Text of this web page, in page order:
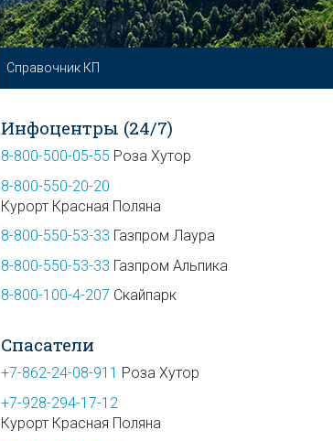
Справочник КП
Инфоцентры (24/7)
8-800-500-05-55 Роза Хутор
8-800-550-20-20
Курорт Красная Поляна
8-800-550-53-33 Газпром Лаура
8-800-550-53-33 Газпром Альпика
8-800-100-4-207 Скайпарк
Спасатели
+7-862-24-08-911 Роза Хутор
+7-928-294-17-12
Курорт Красная Поляна